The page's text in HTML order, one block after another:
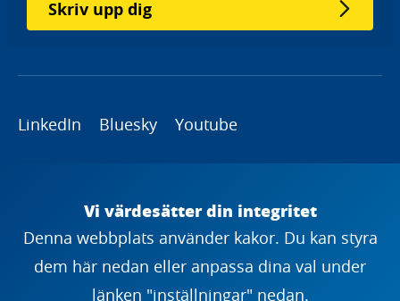
Skriv upp dig
LinkedIn Bluesky Youtube
Vi värdesätter din integritet
Denna webbplats använder kakor. Du kan styra
dem här nedan eller anpassa dina val under
länken "inställningar" nedan.